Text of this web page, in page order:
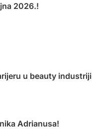
2026.!
u beauty industriji
Adrianusa!